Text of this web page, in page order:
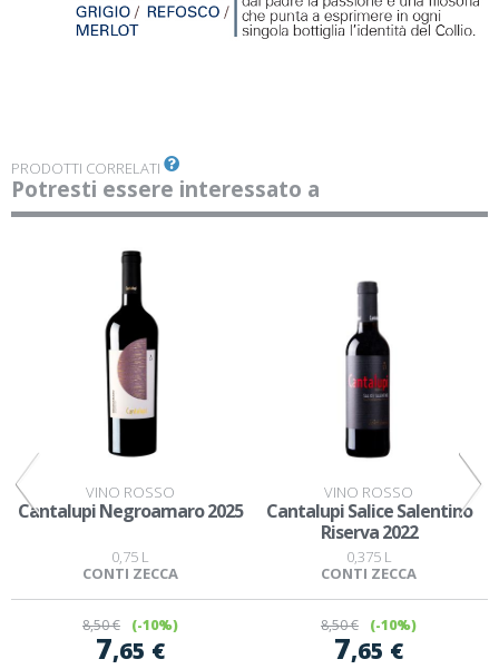
PRODOTTI CORRELATI
Potresti essere interessato a
VINO ROSSO
Cantalupi Negroamaro 2025
0,75 L
CONTI ZECCA
8,50 € (-10%)
7,65 €
VINO ROSSO
Cantalupi Salice Salentino
Riserva 2022
0,375 L
CONTI ZECCA
8,50 € (-10%)
7,65 €